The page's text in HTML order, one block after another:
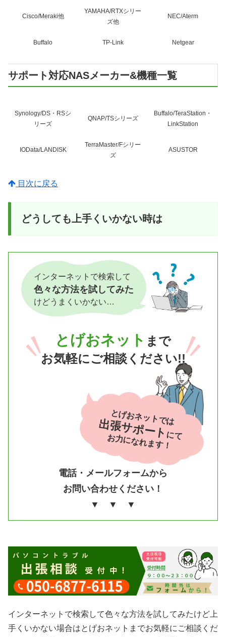
Cisco/Meraki他
YAMAHA/RTXシリー
ズ他
NEC/Aterm
Buffalo TP-Link Netgear
サポート対応NASメーカー&機種一覧
Synology/DS・RSシ
リーズ
QNAP/TSシリーズ
Buffalo/TeraStation・
LinkStation
IOData/LANDISK
TerraMaster/Fシリー
ズ
ASUSTOR
目次に戻る
どうしても上手くいかない時は
インターネットで検索して
色々な方法を試してみた
けどうまくいかない…
とげおネット まで
お気軽にご相談ください!!
電話・メールフォームから
お問い合わせください！
▼ ▼ ▼
とげおネットでは
出張サポートにて
お力になれます！
インターネットで検索して色々な方法を試してみたけど上
手くいかない場合はとげおネットまでお気軽にご相談くだ